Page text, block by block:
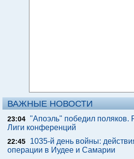
ВАЖНЫЕ НОВОСТИ
23:04 "Апоэль" победил поляков.
Лиги конференций
22:45
1035-й день войны:
операции в Иудее и Самарии